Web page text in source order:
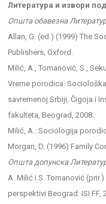
Литература и извори
Општа обавезна
Allan, G. (ed.) (1999) The
Publishers, Oxford.
Milić, A., Tomanović, S.,
Vreme porodica.
savremenoj Srbiji, Čigoja i
fakulteta, Beograd, 2008.
Milić, A.: Sociologija
Morgan, D. (1996) Family
Општа допунска
A. Milić i S. Tomanović
perspektivi Beograd: ISI FF,